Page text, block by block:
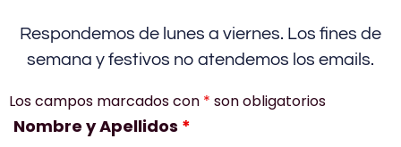
Respondemos de lunes a viernes. Los fines de
semana y festivos no atendemos los emails.
Los campos marcados con * son obligatorios
Nombre y Apellidos *